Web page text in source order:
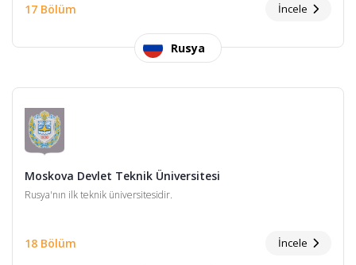
17 Bölüm İncele
Rusya
Moskova Devlet Teknik Üniversitesi
Rusya'nın ilk teknik üniversitesidir.
18 Bölüm İncele